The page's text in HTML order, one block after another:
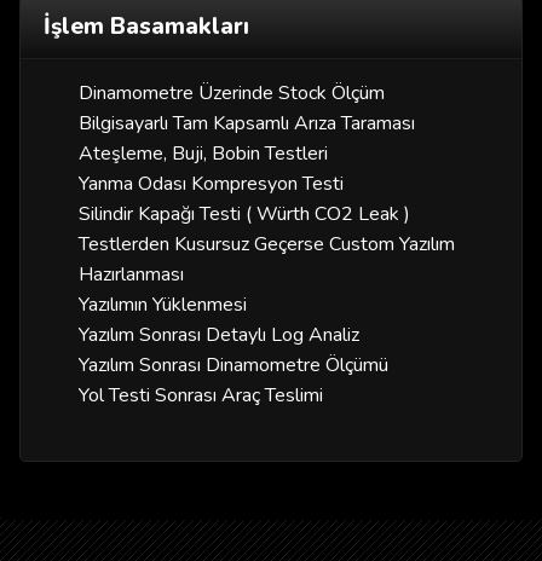
İşlem Basamakları
Dinamometre Üzerinde Stock Ölçüm
Bilgisayarlı Tam Kapsamlı Arıza Taraması
Ateşleme, Buji, Bobin Testleri
Yanma Odası Kompresyon Testi
Silindir Kapağı Testi ( Würth CO2 Leak )
Testlerden Kusursuz Geçerse Custom Yazılım
Hazırlanması
Yazılımın Yüklenmesi
Yazılım Sonrası Detaylı Log Analiz
Yazılım Sonrası Dinamometre Ölçümü
Yol Testi Sonrası Araç Teslimi